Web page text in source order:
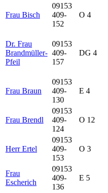
Frau Bisch
09153
409-
152
O 4
Dr. Frau
Brandmüller-
Pfeil
09153
409-
157
DG 4
Frau Braun
09153
409-
130
E 4
Frau Brendl
09153
409-
124
O 12
Herr Ertel
09153
409-
153
O 3
Frau
Escherich
09153
409-
136
E 5